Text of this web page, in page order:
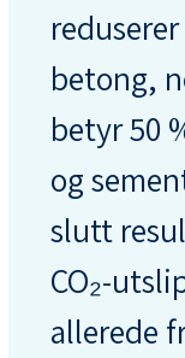
betong,
betyr 50
og
slutt
CO₂-
allerede